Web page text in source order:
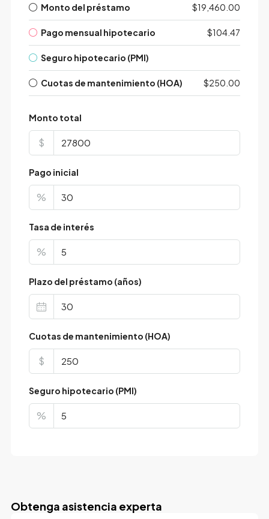
Monto del préstamo $19,460.00
Pago mensual hipotecario $104.47
Seguro hipotecario (PMI)
Cuotas de mantenimiento (HOA) $250.00
Monto total
$
Pago inicial
%
Tasa de interés
%
Plazo del préstamo (años)
Cuotas de mantenimiento (HOA)
$
Seguro hipotecario (PMI)
%
Obtenga asistencia experta